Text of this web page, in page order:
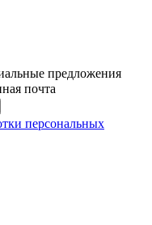
предложения
почта
персональных